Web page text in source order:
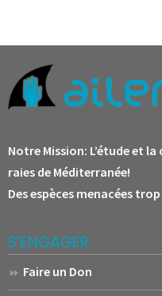
Notre Mission: L’étude et
raies de Méditerranée!
Des espèces menacées
S’ENGAGER
Faire un Don